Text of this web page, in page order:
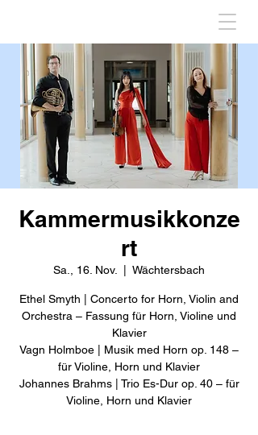
Kammermusikkonze
rt
Sa., 16. Nov. Wächtersbach
Ethel Smyth | Concerto for Horn, Violin and
Orchestra – Fassung für Horn, Violine und
Klavier
Vagn Holmboe | Musik med Horn op. 148 –
für Violine, Horn und Klavier
Johannes Brahms | Trio Es-Dur op. 40 – für
Violine, Horn und Klavier